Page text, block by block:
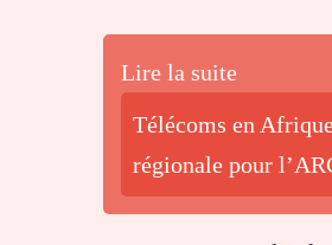
Lire la suite
Télécoms en
régionale pour